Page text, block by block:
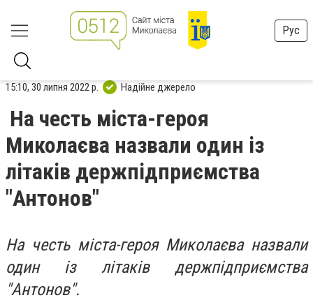
Рус
15:10, 30 липня 2022 р. Надійне джерело
На честь міста-героя
Миколаєва назвали один із
літаків держпідприємства
"Антонов"
На честь міста-героя Миколаєва назвали
один із літаків держпідприємства
"Антонов".